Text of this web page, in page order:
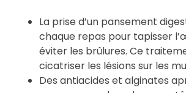
La prise d’un pansement
chaque repas pour tapisser
éviter les brûlures. Ce
cicatriser les lésions sur les
Des antiacides et alginates